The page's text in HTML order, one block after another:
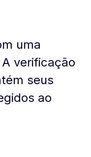
uma
verificação
seus
ao